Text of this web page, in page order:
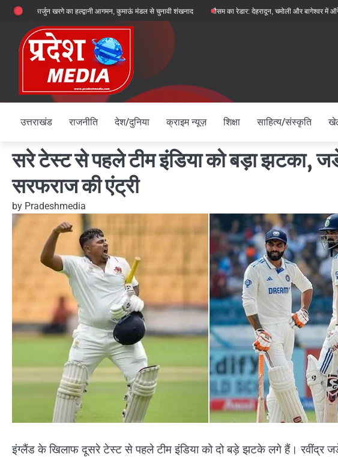
Skip
content
खरगे का हल्द्वानी आगमन, कुमाऊं मंडल से चुनावी शंखनाद मौसम का रेडार: देहरादून, चमोली और बागेश्वर में ऑरेंज
उत्तराखंड राजनीति देश/दुनिया क्राइम न्यूज़ शिक्षा साहित्य/संस्कृति
सरे टेस्ट से पहले टीम इंडिया को बड़ा झटका,
सरफराज की एंट्री
by Pradeshmedia
इंग्लैंड के खिलाफ दूसरे टेस्ट से पहले टीम इंडिया को दो बड़े झटके लगे हैं। रवींद्र